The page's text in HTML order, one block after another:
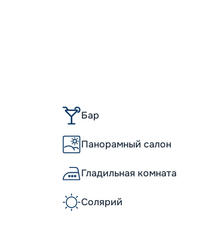
Бар
Панорамный салон
Гладильная комната
Солярий